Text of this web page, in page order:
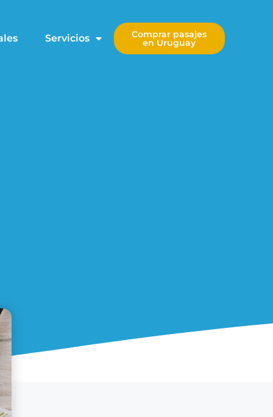
Servicios Comprar pasajes
en Uruguay